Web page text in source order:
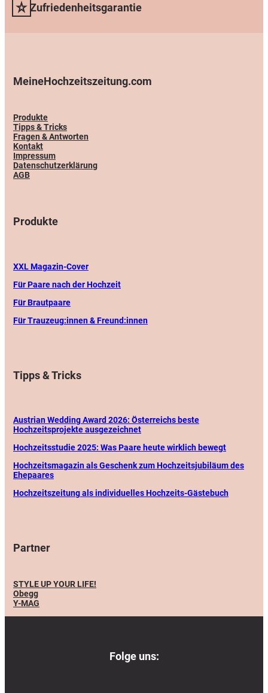
Zufriedenheitsgarantie
MeineHochzeitszeitung.com
Produkte
Tipps & Tricks
Fragen & Antworten
Kontakt
Impressum
Datenschutzerklärung
AGB
Produkte
XXL Magazin-Cover
Für Paare nach der Hochzeit
Für Brautpaare
Für Trauzeug:innen & Freund:innen
Tipps & Tricks
Austrian Wedding Award 2026: Österreichs beste
Hochzeitsprojekte ausgezeichnet
Hochzeitsstudie 2025: Was Paare heute wirklich bewegt
Hochzeitsmagazin als Geschenk zum Hochzeitsjubiläum des
Ehepaares
Hochzeitszeitung als individuelles Hochzeits-Gästebuch
Partner
STYLE UP YOUR LIFE!
Obegg
Y-MAG
Folge uns: